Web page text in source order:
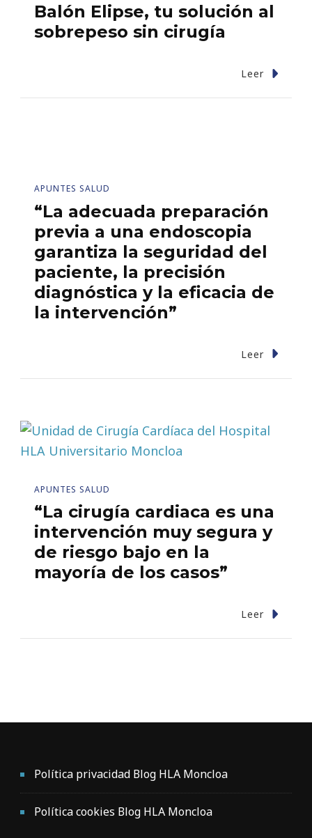
Balón Elipse, tu solución al
sobrepeso sin cirugía
Leer
APUNTES SALUD
“La adecuada preparación
previa a una endoscopia
garantiza la seguridad del
paciente, la precisión
diagnóstica y la eficacia de
la intervención”
Leer
APUNTES SALUD
“La cirugía cardiaca es una
intervención muy segura y
de riesgo bajo en la
mayoría de los casos”
Leer
Política privacidad Blog HLA Moncloa
Política cookies Blog HLA Moncloa